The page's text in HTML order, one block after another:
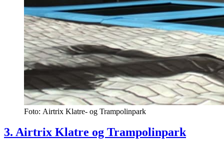
Foto: Airtrix Klatre- og Trampolinpark
3. Airtrix Klatre og Trampolinpark